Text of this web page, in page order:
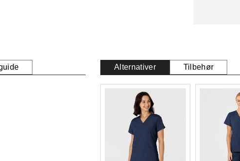
Alternativer Tilbehør